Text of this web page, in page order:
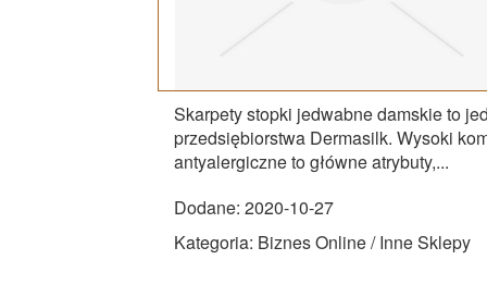
Skarpety stopki jedwabne damskie to
przedsiębiorstwa Dermasilk. Wysoki
antyalergiczne to główne atrybuty,...
Dodane: 2020-10-27
Kategoria: Biznes Online / Inne Sklepy